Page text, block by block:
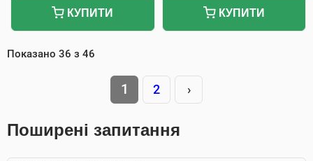
КУПИТИ КУПИТИ
Показано 36 з 46
1 2 ›
Поширені запитання